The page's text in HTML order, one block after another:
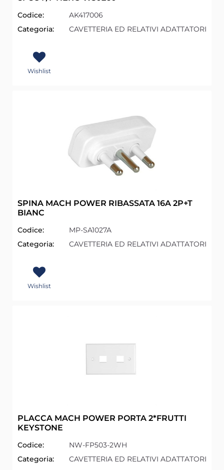
Codice:
AK417006
Categoria:
CAVETTERIA ED RELATIVI ADATTATORI
Wishlist
SPINA MACH POWER RIBASSATA 16A 2P+T
BIANC
Codice:
MP-SA1027A
Categoria:
CAVETTERIA ED RELATIVI ADATTATORI
Wishlist
PLACCA MACH POWER PORTA 2*FRUTTI
KEYSTONE
Codice:
NW-FP503-2WH
Categoria:
CAVETTERIA ED RELATIVI ADATTATORI